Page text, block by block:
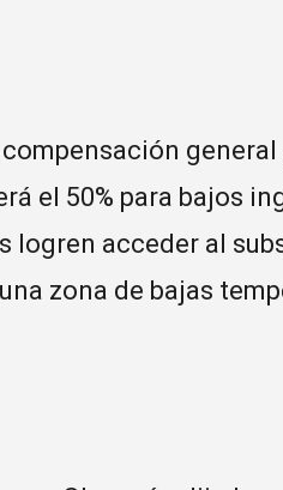
el 50% para bajos
logren acceder al
zona de bajas